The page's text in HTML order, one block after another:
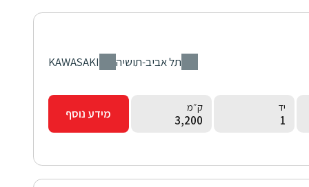
סניף
תל אביב-תושיה יצרן
KAWASAKI
יד
1
ק״מ
3,200 מידע נוסף